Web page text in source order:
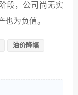
段，公司尚无实
也为负值。
油价降幅